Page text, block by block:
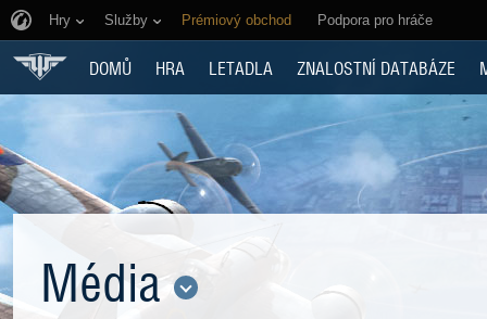
Hry Služby Prémiový obchod Podpora pro hráče
DOMŮ HRA LETADLA ZNALOSTNÍ DATABÁZE
Média